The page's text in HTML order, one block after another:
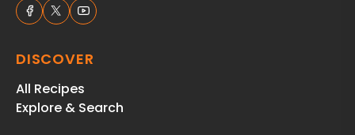
DISCOVER
All Recipes
Explore & Search